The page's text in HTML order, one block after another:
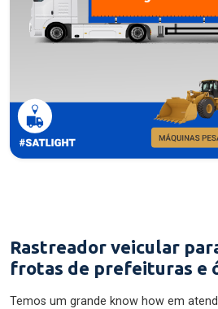
Rastreador veicular
frotas de prefeituras e
Temos um grande know how em